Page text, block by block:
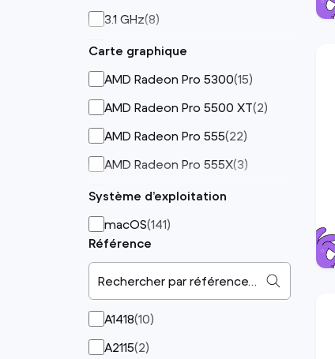
3.1 GHz(8)
3.3 GHz(6)
3.6 GHz(4)
3.8 GHz(3)
Carte graphique
AMD Radeon Pro 5300(15)
AMD Radeon Pro 5500 XT(2)
AMD Radeon Pro 555(22)
AMD Radeon Pro 555X(3)
AMD Radeon Pro 560
AMD Radeon Pro 560X
AMD Radeon Pro 5700 XT
GPU 10 cœurs( 38)
Système d’exploitation
macOS(141)
Référence
Rechercher par référence…
A1418(10)
A2115(2)